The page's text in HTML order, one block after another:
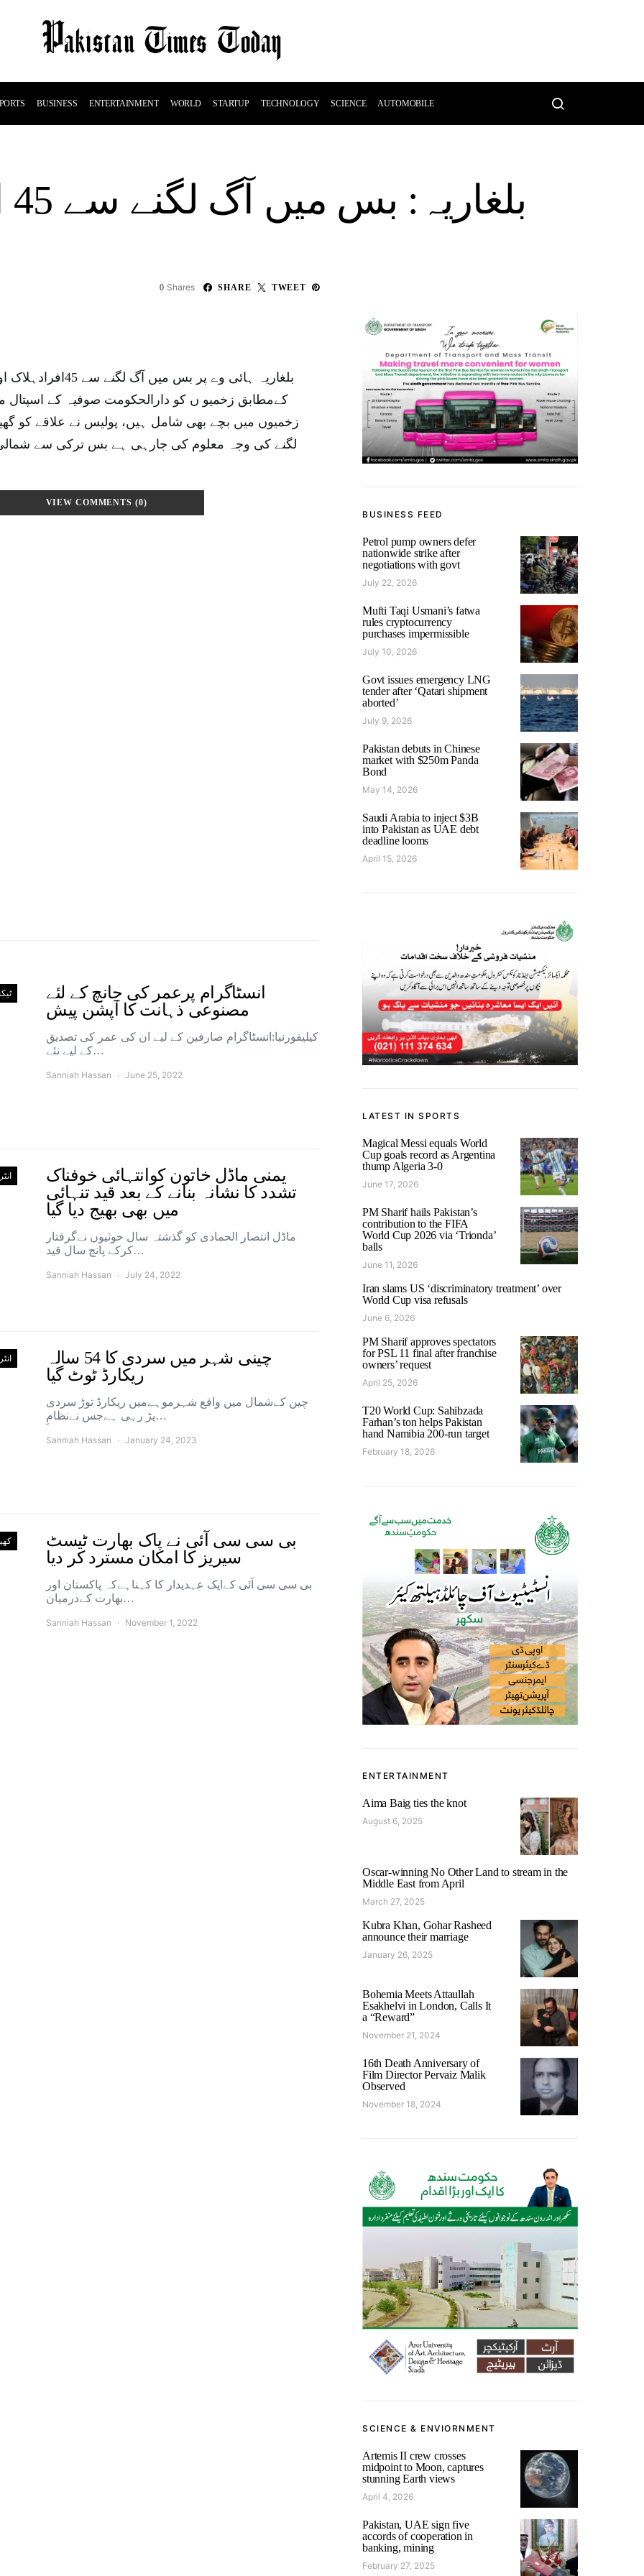
BUSINESS ENTERTAINMENT WORLD STARTUP TECHNOLOGY SCIENCE AUTOMOBILE
0 Shares SHARE TWEET
کےمطابق زخمیو ں کو دارالحکومت صوفیہ کے اسپتال
زخمیوں میں بچے بھی شامل ہیں، پولیس نے علاقے کو
لگنے کی وجہ معلوم کی جارہی ہے بس ترکی سے
VIEW COMMENTS (0)
انسٹاگرام پرعمر کی جانچ کے لئے
مصنوعی ذہانت کا آپشن پیش
کیلیفورنیا:انسٹاگرام صارفین کے لیے ان کی عمر کی تصدیق
کے لیے نئے…
Sanniah Hassan June 25, 2022
یمنی ماڈل خاتون کوانتہائی خوفناک
تشدد کا نشانہ بنانے کے بعد قید تنہائی
میں بھی بھیج دیا گیا
ماڈل انتصار الحمادی کو گذشتہ سال حوثیوں نےگرفتار
کرکے پانچ سال قید…
Sanniah Hassan July 24, 2022
چینی شہر میں سردی کا 54 سالہ
ریکارڈ ٹوٹ گیا
چین کےشمال میں واقع شہرموہےمیں ریکارڈ توڑ سردی
پڑ رہی ہےجس نےنظامِ…
Sanniah Hassan January 24, 2023
بی سی سی آئی نے پاک بھارت ٹیسٹ
سیریز کا امکان مسترد کر دیا
بی سی سی آئی کےایک عہدیدار کا کہناہےکہ پاکستان اور
بھارت کےدرمیان…
Sanniah Hassan November 1, 2022
BUSINESS FEED
Petrol pump owners defer
nationwide strike after
negotiations with govt
July 22, 2026
Mufti Taqi Usmani’s fatwa
rules cryptocurrency
purchases impermissible
July 10, 2026
Govt issues emergency LNG
tender after ‘Qatari shipment
aborted’
July 9, 2026
Pakistan debuts in Chinese
market with $250m Panda
Bond
May 14, 2026
Saudi Arabia to inject $3B
into Pakistan as UAE debt
deadline looms
April 15, 2026
LATEST IN SPORTS
Magical Messi equals World
Cup goals record as Argentina
thump Algeria 3-0
June 17, 2026
PM Sharif hails Pakistan’s
contribution to the FIFA
World Cup 2026 via ‘Trionda’
balls
June 11, 2026
Iran slams US ‘discriminatory treatment’ over
World Cup visa refusals
June 6, 2026
PM Sharif approves spectators
for PSL 11 final after franchise
owners’ request
April 25, 2026
T20 World Cup: Sahibzada
Farhan’s ton helps Pakistan
hand Namibia 200-run target
February 18, 2026
ENTERTAINMENT
Aima Baig ties the knot
August 6, 2025
Oscar-winning No Other Land to stream in the
Middle East from April
March 27, 2025
Kubra Khan, Gohar Rasheed
announce their marriage
January 26, 2025
Bohemia Meets Attaullah
Esakhelvi in London, Calls It
a “Reward”
November 21, 2024
16th Death Anniversary of
Film Director Pervaiz Malik
Observed
November 18, 2024
SCIENCE & ENVIORNMENT
Artemis II crew crosses
midpoint to Moon, captures
stunning Earth views
April 4, 2026
Pakistan, UAE sign five
accords of cooperation in
banking, mining
February 27, 2025